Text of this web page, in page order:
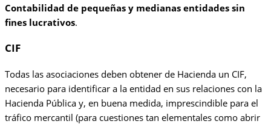
Contabilidad de pequeñas y medianas entidades sin
fines lucrativos.
CIF
Todas las asociaciones deben obtener de Hacienda un CIF,
necesario para identificar a la entidad en sus relaciones con la
Hacienda Pública y, en buena medida, imprescindible para el
tráfico mercantil (para cuestiones tan elementales como abrir